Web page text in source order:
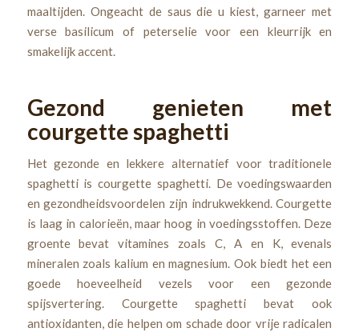
maaltijden. Ongeacht de saus die u kiest, garneer met
verse basilicum of peterselie voor een kleurrijk en
smakelijk accent.
Gezond genieten met
courgette spaghetti
Het gezonde en lekkere alternatief voor traditionele
spaghetti is courgette spaghetti. De voedingswaarden
en gezondheidsvoordelen zijn indrukwekkend. Courgette
is laag in calorieën, maar hoog in voedingsstoffen. Deze
groente bevat vitamines zoals C, A en K, evenals
mineralen zoals kalium en magnesium. Ook biedt het een
goede hoeveelheid vezels voor een gezonde
spijsvertering. Courgette spaghetti bevat ook
antioxidanten, die helpen om schade door vrije radicalen